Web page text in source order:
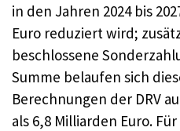
in den Jahren 2024 bis
Euro reduziert wird;
beschlossene
Summe belaufen sich
Berechnungen der DRV
als 6,8 Milliarden Euro.